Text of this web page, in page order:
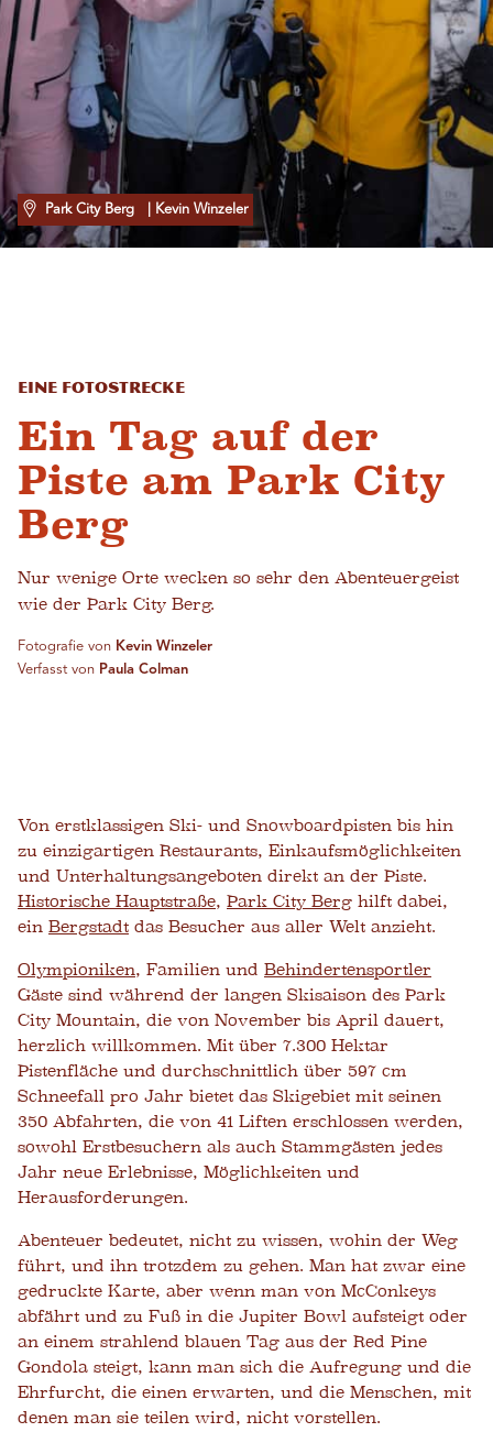
Park City Berg | Kevin Winzeler
Eine Fotostrecke
Ein Tag auf der
Piste am Park City
Berg
Nur wenige Orte wecken so sehr den Abenteuergeist
wie der Park City Berg.
Fotografie von Kevin Winzeler
Verfasst von Paula Colman
Von erstklassigen Ski- und Snowboardpisten bis hin
zu einzigartigen Restaurants, Einkaufsmöglichkeiten
und Unterhaltungsangeboten direkt an der Piste.
Historische Hauptstraße, Park City Berg hilft dabei,
ein Bergstadt das Besucher aus aller Welt anzieht.
Olympioniken, Familien und Behindertensportler
Gäste sind während der langen Skisaison des Park
City Mountain, die von November bis April dauert,
herzlich willkommen. Mit über 7.300 Hektar
Pistenfläche und durchschnittlich über 597 cm
Schneefall pro Jahr bietet das Skigebiet mit seinen
350 Abfahrten, die von 41 Liften erschlossen werden,
sowohl Erstbesuchern als auch Stammgästen jedes
Jahr neue Erlebnisse, Möglichkeiten und
Herausforderungen.
Abenteuer bedeutet, nicht zu wissen, wohin der Weg
führt, und ihn trotzdem zu gehen. Man hat zwar eine
gedruckte Karte, aber wenn man von McConkeys
abfährt und zu Fuß in die Jupiter Bowl aufsteigt oder
an einem strahlend blauen Tag aus der Red Pine
Gondola steigt, kann man sich die Aufregung und die
Ehrfurcht, die einen erwarten, und die Menschen, mit
denen man sie teilen wird, nicht vorstellen.